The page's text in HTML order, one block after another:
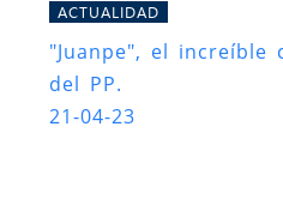
ACTUALIDAD
"Juanpe", el increíble
del PP.
21-04-23